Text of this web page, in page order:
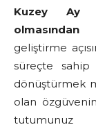
Kuzey Ay
olmasından
geliştirme
süreçte
dönüştürmek
olan
tutumunuz